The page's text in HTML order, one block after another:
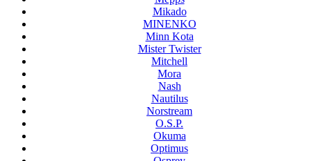
Mikado
MINENKO
Minn Kota
Mister Twister
Mitchell
Mora
Nash
Nautilus
Norstream
O.S.P.
Okuma
Optimus